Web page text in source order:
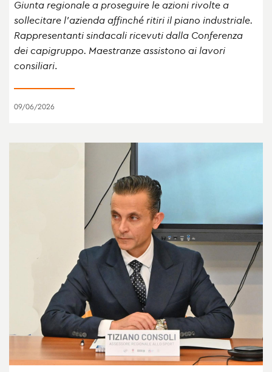
Giunta regionale a proseguire le azioni rivolte a
sollecitare l’azienda affinché ritiri il piano industriale.
Rappresentanti sindacali ricevuti dalla Conferenza
dei capigruppo. Maestranze assistono ai lavori
consiliari.
09/06/2026